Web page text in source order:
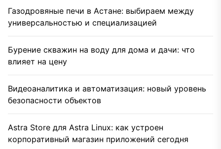
Газодровяные печи в Астане: выбираем между
универсальностью и специализацией
Бурение скважин на воду для дома и дачи: что
влияет на цену
Видеоаналитика и автоматизация: новый уровень
безопасности объектов
Astra Store для Astra Linux: как устроен
корпоративный магазин приложений сегодня